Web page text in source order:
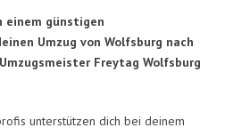
einem günstigen
Umzug von Wolfsburg nach
Freytag Wolfsburg
unterstützen dich bei deinem